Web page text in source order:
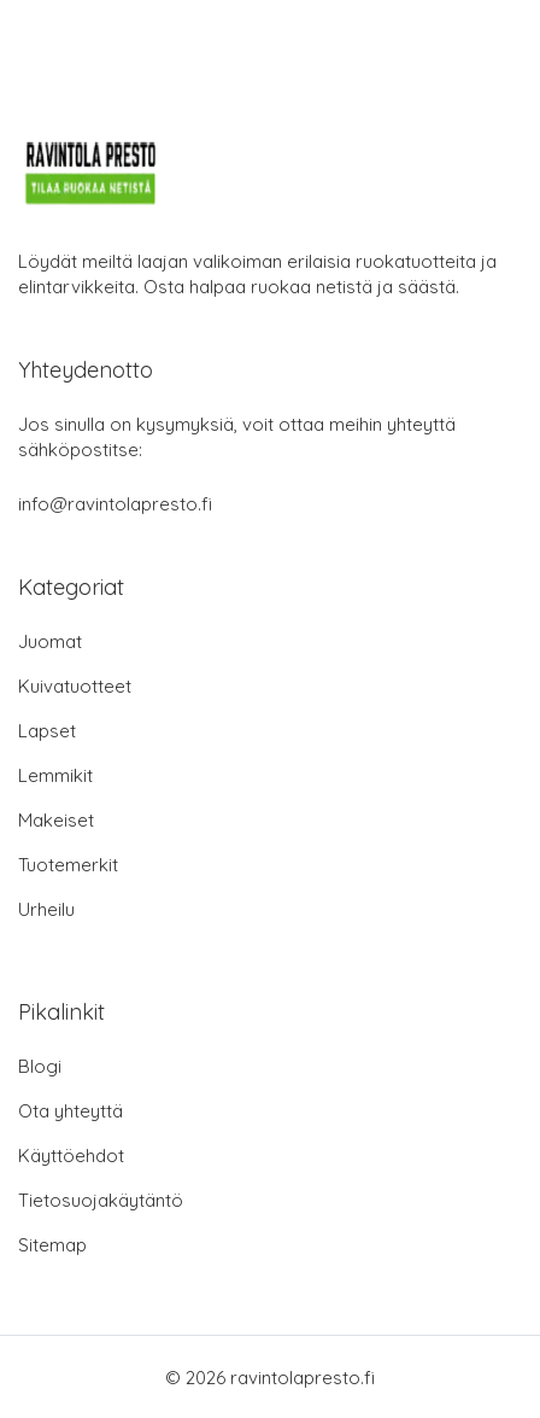
Löydät meiltä laajan valikoiman erilaisia ruokatuotteita ja
elintarvikkeita. Osta halpaa ruokaa netistä ja säästä.
Yhteydenotto
Jos sinulla on kysymyksiä, voit ottaa meihin yhteyttä
sähköpostitse:
info@ravintolapresto.fi
Kategoriat
Juomat
Kuivatuotteet
Lapset
Lemmikit
Makeiset
Tuotemerkit
Urheilu
Pikalinkit
Blogi
Ota yhteyttä
Käyttöehdot
Tietosuojakäytäntö
Sitemap
© 2026 ravintolapresto.fi